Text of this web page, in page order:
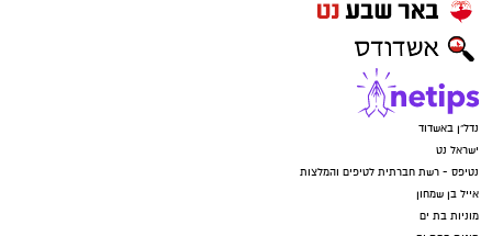
1/2 כוס
ממרח טחינה בטעם שוקולד ללא תוספת
סוכר של "אחוה
אופן ההכנה
מכינים את הבלילה: בקערה טורפים את
הביצים, הסוכר ותמצית הווניל.
מוסיפים את השמן והחלב וממשיכים לטרוף
נדל"ן באשדוד
ישראל נט
נטיפס - רשת חברתית לטיפים והמלצות
אייל בן שמחון
מוניות בת ים